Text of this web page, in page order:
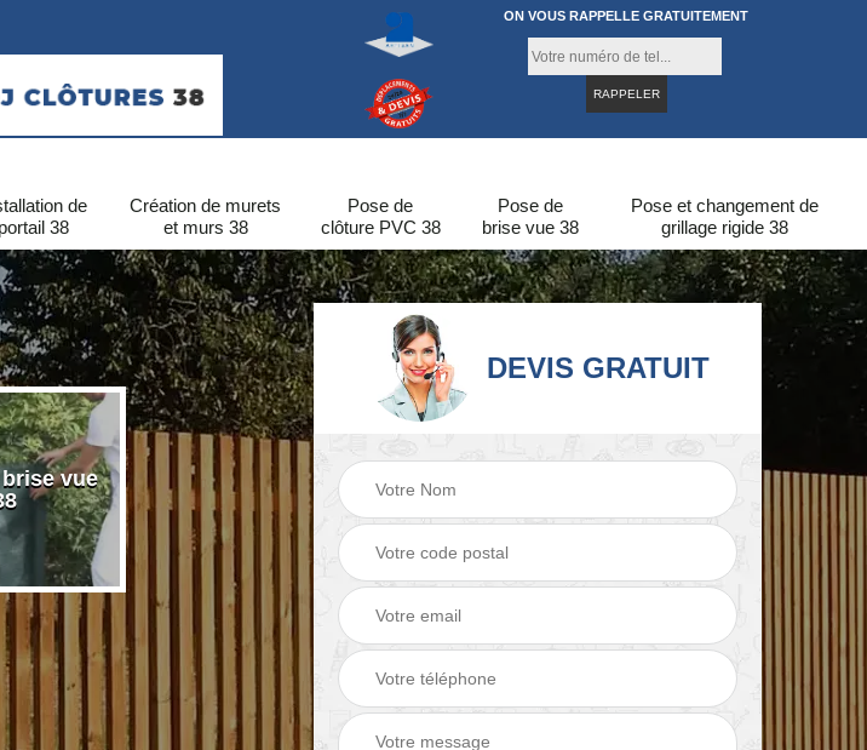
ON VOUS RAPPELLE GRATUITEMENT
de
portail 38
Création de murets
et murs 38
Pose de
clôture PVC 38
Pose de
brise vue 38
Pose et changement de
grillage rigide 38
vue
Pose de clôture
PVC 38
Pose de clôture 38
Pose de clôture en
bois 38
DEVIS GRATUIT